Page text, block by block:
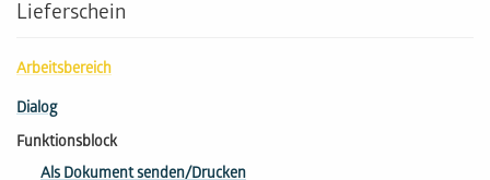
Lieferschein
Arbeitsbereich
Dialog
Funktionsblock
Als Dokument senden/Drucken